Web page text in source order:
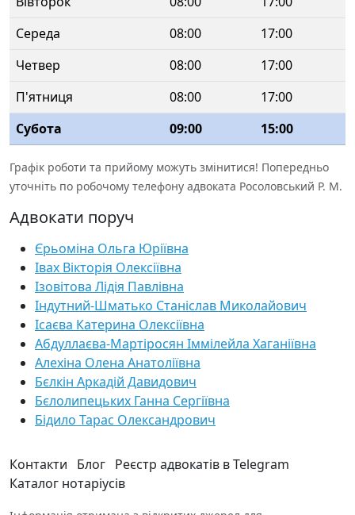
Середа
08:00
17:00
Четвер
08:00
17:00
П'ятниця
08:00
17:00
Субота
09:00 15:00
Графік роботи та прийому можуть змінитися! Попередньо
уточніть по робочому телефону адвоката Росоловський Р. М.
Адвокати поруч
Єрьоміна Ольга Юріївна
Івах Вікторія Олексіївна
Ізовітова Лідія Павлівна
Індутний-Шматько Станіслав Миколайович
Ісаєва Катерина Олексіївна
Абдуллаєва-Мартіросян Іммілейла Хаганіївна
Алехіна Олена Анатоліївна
Бєлкін Аркадій Давидович
Бєлолипецьких Ганна Сергіївна
Бідило Тарас Олександрович
Контакти Блог Реєстр адвокатів в Telegram
Каталог нотаріусів